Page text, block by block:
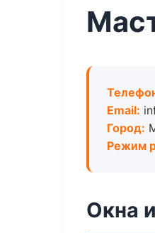
Email:
Город:
Режим
Окна